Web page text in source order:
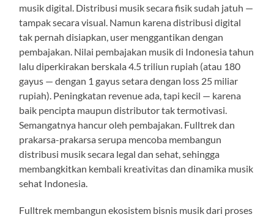
musik digital. Distribusi musik secara fisik sudah jatuh —
tampak secara visual. Namun karena distribusi digital
tak pernah disiapkan, user menggantikan dengan
pembajakan. Nilai pembajakan musik di Indonesia tahun
lalu diperkirakan berskala 4.5 triliun rupiah (atau 180
gayus — dengan 1 gayus setara dengan loss 25 miliar
rupiah). Peningkatan revenue ada, tapi kecil — karena
baik pencipta maupun distributor tak termotivasi.
Semangatnya hancur oleh pembajakan. Fulltrek dan
prakarsa-prakarsa serupa mencoba membangun
distribusi musik secara legal dan sehat, sehingga
membangkitkan kembali kreativitas dan dinamika musik
sehat Indonesia.
Fulltrek membangun ekosistem bisnis musik dari proses